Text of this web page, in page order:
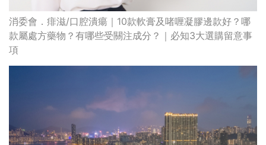
消委會．痱滋/口腔潰瘍｜10款軟膏及啫喱凝膠邊款好？哪
款屬處方藥物？有哪些受關注成分？｜必知3大選購留意事
項